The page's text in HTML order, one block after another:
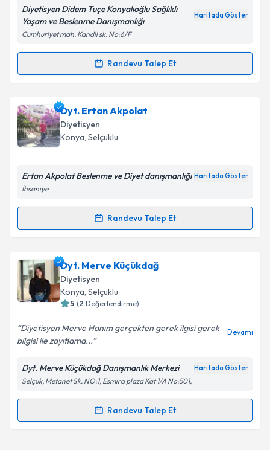
Kişisel verilerimin işlenmesine ilişkinAydınlatma
'ni okudum ve kişisel verilerimin belirtilen
kapsamda işlenmesini kabul ediyorum.
Takvim Talebini Gönder
Diyetisyen Didem Tuçe Konyalıoğlu Sağlıklı
Yaşam ve Beslenme Danışmanlığı
Haritada Göster
Cumhuriyet mah. Kandil sk. No:6/F
Randevu Talep Et
Randevu Takvimi Talebi
Uzm. Dyt. Didem Tuçe Konyalıoğlu
takvimi talebi oluşturun. Size bu uzmandan randevu
almanız için bir takvim hazırlandığında e-posta ile
bilgilendireceğiz.
Kişisel verilerimin işlenmesine ilişkinAydınlatma
kapsamda işlenmesini kabul ediyorum.
Takvim Talebini Gönder
Dyt. Ertan Akpolat
Diyetisyen
Konya, Selçuklu
Ertan Akpolat Beslenme ve Diyet danışmanlığı Haritada Göster
İhsaniye
Randevu Talep Et
Randevu Takvimi Talebi
Dyt. Ertan Akpolatiçin randevu takvimi talebi
oluşturun. Size bu uzmandan randevu almanız için bir
takvim hazırlandığında e-posta ile bilgilendireceğiz.
Kişisel verilerimin işlenmesine ilişkin
Aydınlatma
Metni'ni okudum ve kişisel verilerimin belirtilen
kapsamda işlenmesini kabul ediyorum.
Dyt. Merve Küçükdağ
Diyetisyen
Konya, Selçuklu
5 (2 Değerlendirme)
Diyetisyen Merve Hanım gerçekten gerek ilgisi gerek
bilgisi ile zayıflama...
Devamı
Dyt. Merve Küçükdağ Danışmanlık Merkezi Haritada Göster
Selçuk, Metanet Sk. NO:1, Esmira plaza Kat 1/A No:501,
Randevu Talep Et
Randevu Takvimi Talebi